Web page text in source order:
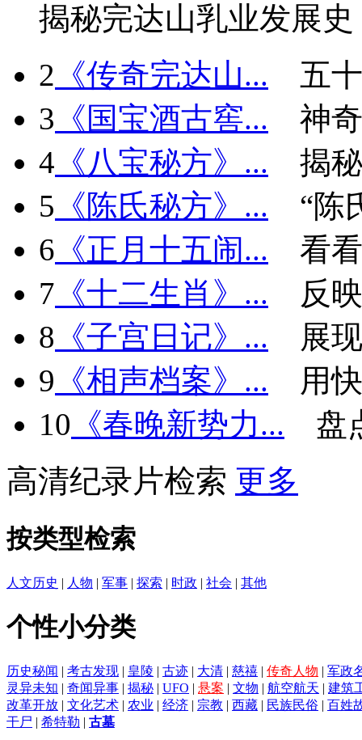
揭秘完达山乳业发展史
2 《传奇完达山...
五
3 《国宝酒古窖...
神
4 《八宝秘方》...
揭
5 《陈氏秘方》...
“陈
6 《正月十五闹...
看
7 《十二生肖》...
反
8 《子宫日记》...
展
9 《相声档案》...
用
10 《春晚新势力...
盘
高清纪录片检索 更多
按类型检索
人文历史 | 人物 | 军事 | 探索 | 时政 | 社会 | 其他
个性小分类
历史秘闻 | 考古发现 | 皇陵 | 古迹 | 大清 | 慈禧 | 传奇人物 | 军政
灵异未知 | 奇闻异事 | 揭秘 | UFO | 悬案 | 文物 | 航空航天 | 建筑
改革开放 | 文化艺术 | 农业 | 经济 | 宗教 | 西藏 | 民族民俗 | 百姓
干尸 | 希特勒 | 古墓